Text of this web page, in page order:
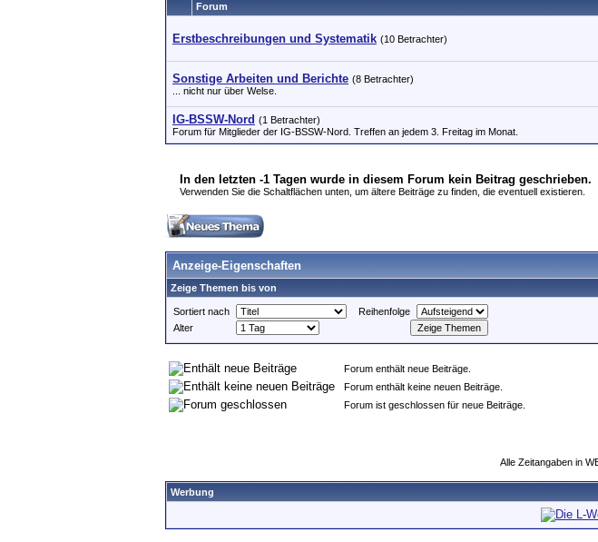
Forum
Erstbeschreibungen und Systematik (10 Betrachter)
Sonstige Arbeiten und Berichte (8 Betrachter)
... nicht nur über Welse.
IG-BSSW-Nord (1 Betrachter)
Forum für Mitglieder der IG-BSSW-Nord. Treffen an jedem 3. Freitag im Monat.
In den letzten -1 Tagen wurde in diesem Forum kein Beitrag geschrieben.
Verwenden Sie die Schaltflächen unten, um ältere Beiträge zu finden, die eventuell existieren.
Anzeige-Eigenschaften
Zeige Themen bis von
Sortiert nach
Reihenfolge
Alter
Forum enthält neue Beiträge.
Forum enthält keine neuen Beiträge.
Forum ist geschlossen für neue Beiträge.
Alle Zeitangaben in
Werbung